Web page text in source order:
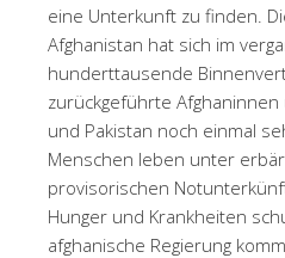
eine Unterkunft zu finden.
Afghanistan hat sich im
hunderttausende
zurückgeführte
und Pakistan noch einmal
Menschen leben unter
provisorischen
Hunger und Krankheiten
afghanische Regierung